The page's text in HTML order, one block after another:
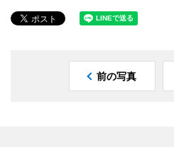
前の写真